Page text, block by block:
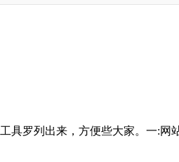
罗列出来，方便些大家。一:网